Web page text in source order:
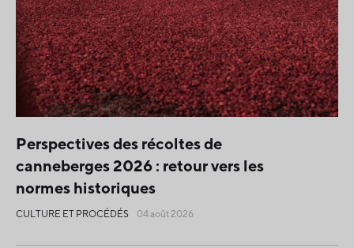
Perspectives des récoltes de
canneberges 2026 : retour vers les
normes historiques
CULTURE ET PROCÉDÉS 04 août 2026